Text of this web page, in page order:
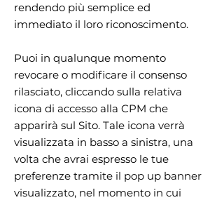
rendendo più semplice ed
immediato il loro riconoscimento.
Puoi in qualunque momento
revocare o modificare il consenso
rilasciato, cliccando sulla relativa
icona di accesso alla CPM che
apparirà sul Sito. Tale icona verrà
visualizzata in basso a sinistra, una
volta che avrai espresso le tue
preferenze tramite il pop up banner
visualizzato, nel momento in cui